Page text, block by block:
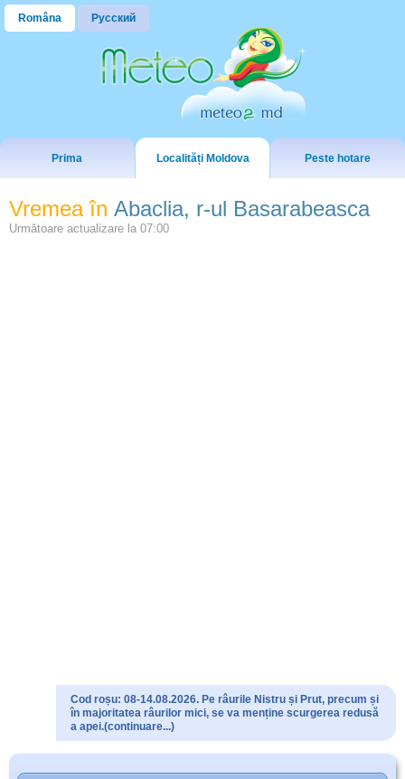
Româna Русский
Prima Localități Moldova Peste hotare
Vremea în Abaclia, r-ul Basarabeasca
Următoare actualizare la 07:00
Cod roșu: 08-14.08.2026. Pe râurile Nistru și Prut, precum și
în majoritatea râurilor mici, se va menține scurgerea redusă
a apei.(continuare...)